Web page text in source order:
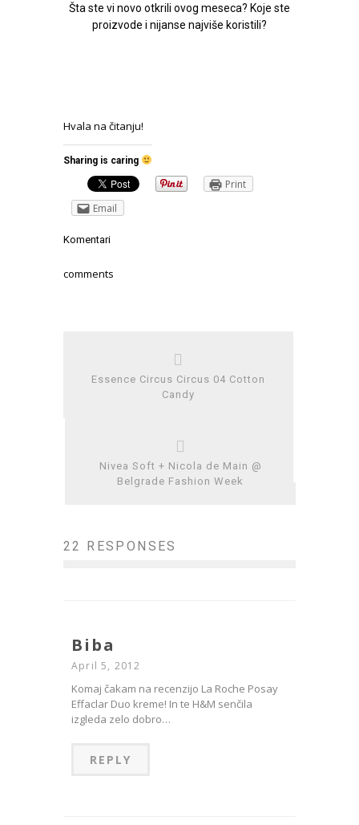
Šta ste vi novo otkrili ovog meseca? Koje ste
proizvode i nijanse najviše koristili?
Hvala na čitanju!
Sharing is caring
Print
Email
Komentari
comments
Essence Circus Circus 04 Cotton
Candy
Nivea Soft + Nicola de Main @
Belgrade Fashion Week
22 RESPONSES
Biba
April 5, 2012
Komaj čakam na recenzijo La Roche Posay
Effaclar Duo kreme! In te H&M senčila
izgleda zelo dobro…
REPLY